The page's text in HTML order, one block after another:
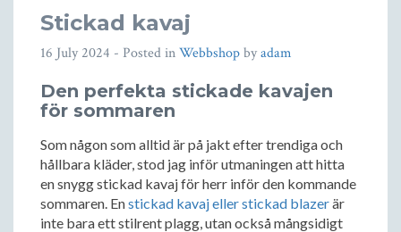
Stickad kavaj
16 July 2024 - Posted inWebbshopbyadam
Den perfekta stickade kavajen
för sommaren
Som någon som alltid är på jakt efter trendiga och
hållbara kläder, stod jag inför utmaningen att hitta
en snygg stickad kavaj för herr inför den kommande
sommaren. Enstickad kavaj eller stickad blazerär
inte bara ett stilrent plagg, utan också mångsidigt